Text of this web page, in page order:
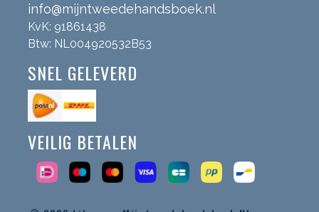
info@mijntweedehandsboek.nl
KvK: 91861438
Btw: NL004920532B53
SNEL GELEVERD
VEILIG BETALEN